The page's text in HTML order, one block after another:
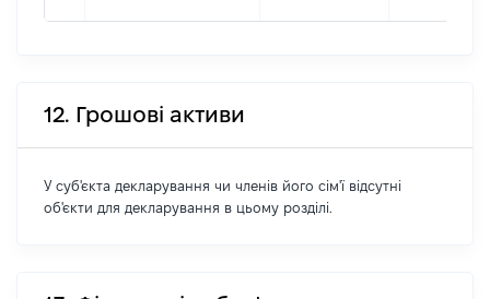
12. Грошові активи
У суб'єкта декларування чи членів його сім'ї відсутні
об'єкти для декларування в цьому розділі.